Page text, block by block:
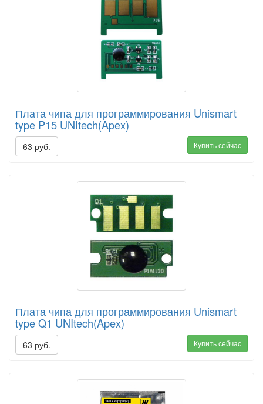
Плата чипа для программирования Unismart
type P15 UNItech(Apex)
63 руб. Купить сейчас
Плата чипа для программирования Unismart
type Q1 UNItech(Apex)
63 руб. Купить сейчас